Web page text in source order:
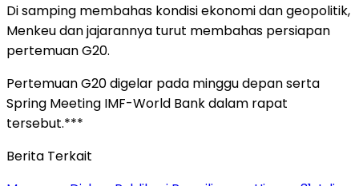
Di samping membahas kondisi ekonomi dan geopolitik,
Menkeu dan jajarannya turut membahas persiapan
pertemuan G20.
Pertemuan G20 digelar pada minggu depan serta
Spring Meeting IMF-World Bank dalam rapat
tersebut.***
Berita Terkait